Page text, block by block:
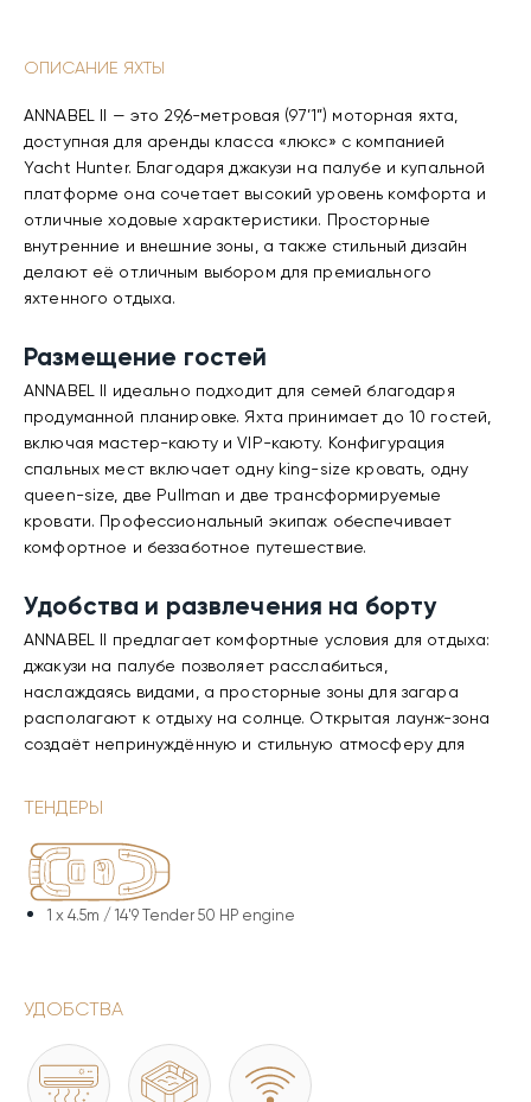
ОПИСАНИЕ ЯХТЫ
ANNABEL II — это 29,6-метровая (97’1”) моторная яхта,
доступная для аренды класса «люкс» с компанией
Yacht Hunter. Благодаря джакузи на палубе и купальной
платформе она сочетает высокий уровень комфорта и
отличные ходовые характеристики. Просторные
внутренние и внешние зоны, а также стильный дизайн
делают её отличным выбором для премиального
яхтенного отдыха.
Размещение гостей
ANNABEL II идеально подходит для семей благодаря
продуманной планировке. Яхта принимает до 10 гостей,
включая мастер-каюту и VIP-каюту. Конфигурация
спальных мест включает одну king-size кровать, одну
queen-size, две Pullman и две трансформируемые
кровати. Профессиональный экипаж обеспечивает
комфортное и беззаботное путешествие.
Удобства и развлечения на борту
ANNABEL II предлагает комфортные условия для отдыха:
джакузи на палубе позволяет расслабиться,
наслаждаясь видами, а просторные зоны для загара
располагают к отдыху на солнце. Открытая лаунж-зона
создаёт непринуждённую и стильную атмосферу для
Ходовые и технические
характеристики
Корпус и надстройка ANNABEL II выполнены из GRP, а
Caterpillar позволяют поддерживать крейсерскую
20 узлов. Дальность хода составляет до 800 морских
миль. Стабилизаторы на якоре обеспечивают
ТЕНДЕРЫ
1 x 4.5m / 14'9 Tender 50 HP engine
УДОБСТВА